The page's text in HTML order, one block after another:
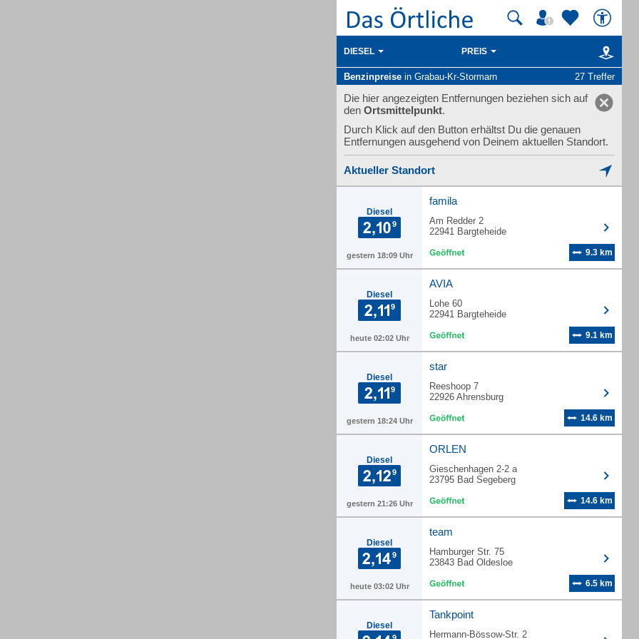
DIESEL PREIS
Benzinpreise in Grabau-Kr-Stormarn 27 Treffer
Die hier angezeigten Entfernungen beziehen sich auf
den Ortsmittelpunkt.
Durch Klick auf den Button erhältst Du die genauen
Entfernungen ausgehend von Deinem aktuellen Standort.
Aktueller Standort
Diesel
gestern 18:09 Uhr
famila
Am Redder 2
22941 Bargteheide
9.3 km
Diesel
heute 02:02 Uhr
AVIA
Lohe 60
22941 Bargteheide
9.1 km
Diesel
gestern 18:24 Uhr
star
Reeshoop 7
22926 Ahrensburg
14.6 km
Diesel
gestern 21:26 Uhr
ORLEN
Gieschenhagen 2-2 a
23795 Bad Segeberg
14.6 km
Diesel
heute 03:02 Uhr
team
Hamburger Str. 75
23843 Bad Oldesloe
6.5 km
Diesel
Tankpoint
Hermann-Bössow-Str. 2